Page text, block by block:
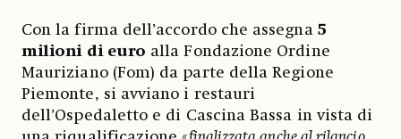
Con la firma dell’accordo che assegna 5
milioni di euro alla Fondazione Ordine
Mauriziano (Fom) da parte della Regione
Piemonte, si avviano i restauri
dell’Ospedaletto e di Cascina Bassa in vista di